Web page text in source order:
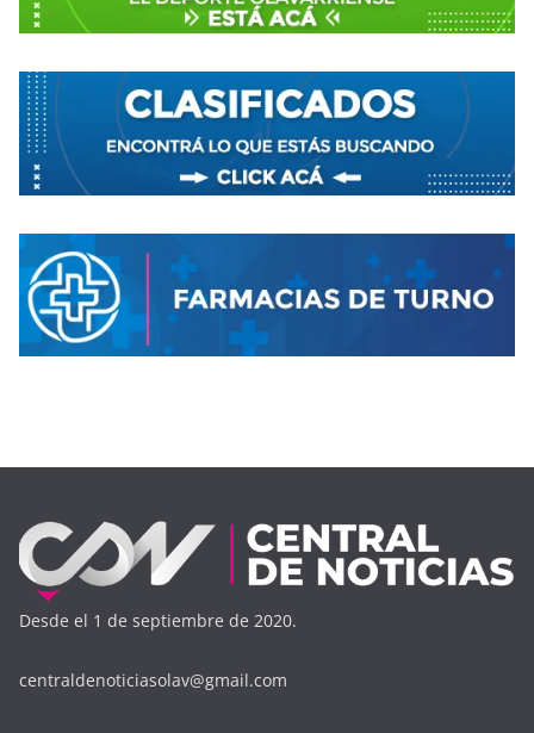
Desde el 1 de septiembre de 2020.
centraldenoticiasolav@gmail.com